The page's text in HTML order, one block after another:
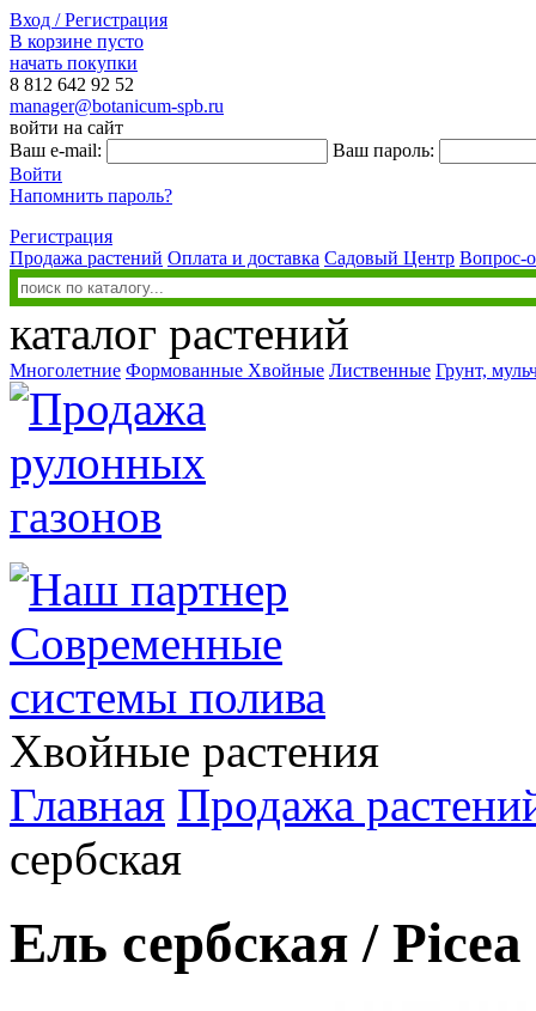
Вход / Регистрация
В корзине пусто
начать покупки
8 812 642 92 52
manager@botanicum-spb.ru
войти на сайт
Ваш e-mail:
Ваш пароль:
Войти
Напомнить пароль?
Регистрация
Продажа растений Оплата и доставка Садовый Центр Вопрос-
каталог растений
Многолетние Формованные Хвойные Лиственные Грунт,
Хвойные растения
Главная Продажа
сербская
Ель сербская /